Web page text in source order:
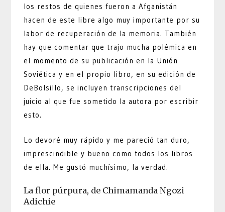
los restos de quienes fueron a Afganistán
hacen de este libre algo muy importante por su
labor de recuperación de la memoria. También
hay que comentar que trajo mucha polémica en
el momento de su publicación en la Unión
Soviética y en el propio libro, en su edición de
DeBolsillo, se incluyen transcripciones del
juicio al que fue sometido la autora por escribir
esto.
Lo devoré muy rápido y me pareció tan duro,
imprescindible y bueno como todos los libros
de ella. Me gustó muchísimo, la verdad.
La flor púrpura, de Chimamanda Ngozi
Adichie